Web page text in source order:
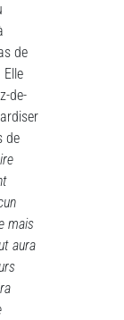
de
de-
de
mais
aura